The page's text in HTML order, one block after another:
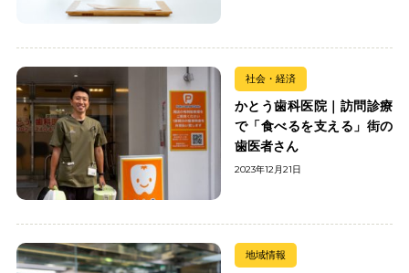
社会・経済
かとう歯科医院｜訪問診療
で「食べるを支える」街の
歯医者さん
2023年12月21日
地域情報